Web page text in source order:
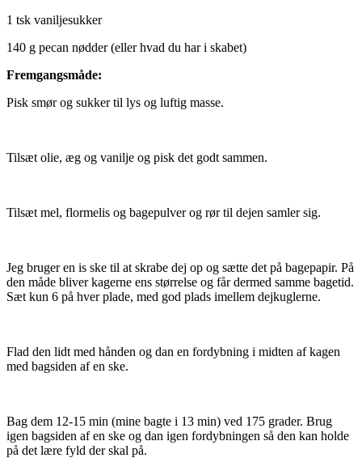
1 tsk vaniljesukker
140 g pecan nødder (eller hvad du har i skabet)
Fremgangsmåde:
Pisk smør og sukker til lys og luftig masse.
Tilsæt olie, æg og vanilje og pisk det godt sammen.
Tilsæt mel, flormelis og bagepulver og rør til dejen samler sig.
Jeg bruger en is ske til at skrabe dej op og sætte det på bagepapir. På
den måde bliver kagerne ens størrelse og får dermed samme bagetid.
Sæt kun 6 på hver plade, med god plads imellem dejkuglerne.
Flad den lidt med hånden og dan en fordybning i midten af kagen
med bagsiden af en ske.
Bag dem 12-15 min (mine bagte i 13 min) ved 175 grader. Brug
igen bagsiden af en ske og dan igen fordybningen så den kan holde
på det lære fyld der skal på.